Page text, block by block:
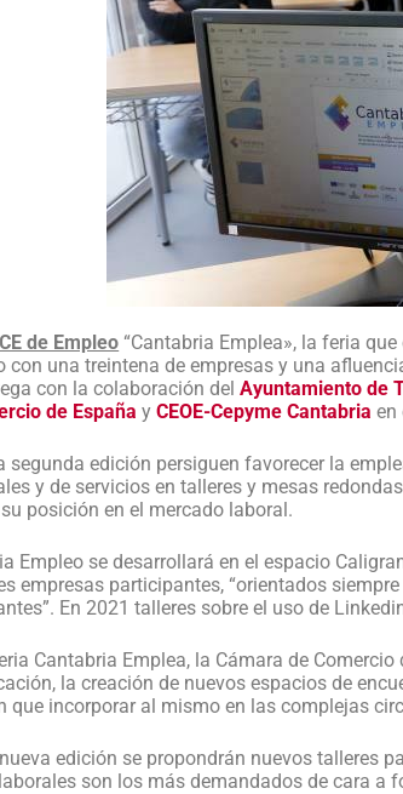
de Empleo “Cantabria Emplea», la feria que
con una treintena de empresas y una
con la colaboración delAyuntamiento de
de España yCEOE-Cepyme Cantabria en
segunda edición persiguen favorecer la
y de servicios en talleres y mesas
posición en el mercado laboral.
Empleo se desarrollará en el espacio
empresas participantes, “orientados
En 2021 talleres sobre el uso de
Cantabria Emplea, la Cámara de
la creación de nuevos espacios de
que incorporar al mismo en las complejas
edición se propondrán nuevos talleres
son los más demandados de cara a